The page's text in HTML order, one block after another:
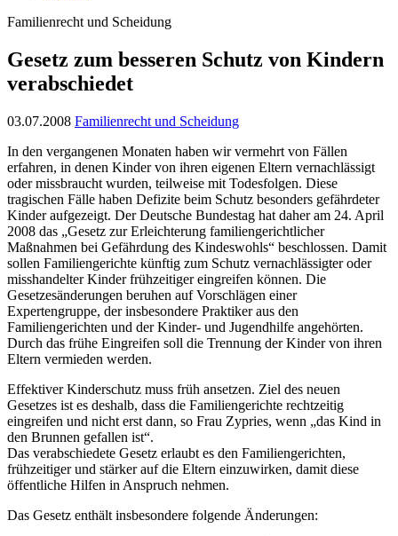
Familienrecht und Scheidung
Gesetz zum besseren Schutz von Kindern
verabschiedet
03.07.2008 Familienrecht und Scheidung
In den vergangenen Monaten haben wir vermehrt von Fällen
erfahren, in denen Kinder von ihren eigenen Eltern vernachlässigt
oder missbraucht wurden, teilweise mit Todesfolgen. Diese
tragischen Fälle haben Defizite beim Schutz besonders gefährdeter
Kinder aufgezeigt. Der Deutsche Bundestag hat daher am 24. April
2008 das „Gesetz zur Erleichterung familiengerichtlicher
Maßnahmen bei Gefährdung des Kindeswohls“ beschlossen. Damit
sollen Familiengerichte künftig zum Schutz vernachlässigter oder
misshandelter Kinder frühzeitiger eingreifen können. Die
Gesetzesänderungen beruhen auf Vorschlägen einer
Expertengruppe, der insbesondere Praktiker aus den
Familiengerichten und der Kinder- und Jugendhilfe angehörten.
Durch das frühe Eingreifen soll die Trennung der Kinder von ihren
Eltern vermieden werden.
Effektiver Kinderschutz muss früh ansetzen. Ziel des neuen
Gesetzes ist es deshalb, dass die Familiengerichte rechtzeitig
eingreifen und nicht erst dann, so Frau Zypries, wenn „das Kind in
den Brunnen gefallen ist“.
Das verabschiedete Gesetz erlaubt es den Familiengerichten,
frühzeitiger und stärker auf die Eltern einzuwirken, damit diese
öffentliche Hilfen in Anspruch nehmen.
Das Gesetz enthält insbesondere folgende Änderungen: